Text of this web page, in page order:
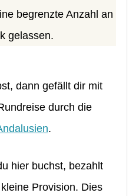
begrenzte Anzahl an
gelassen.
dann gefällt dir mit
durch die
.
hier buchst, bezahlt
Provision. Dies